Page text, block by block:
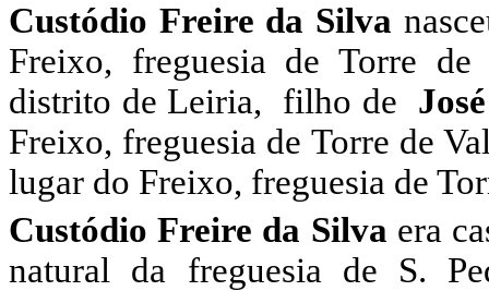
Custódio Freire da Silva
Freixo, freguesia de Torre
distrito de Leiria, filho de
Freixo, freguesia de Torre de
lugar do Freixo, freguesia de
Custódio Freire da Silva era
natural da freguesia de S.